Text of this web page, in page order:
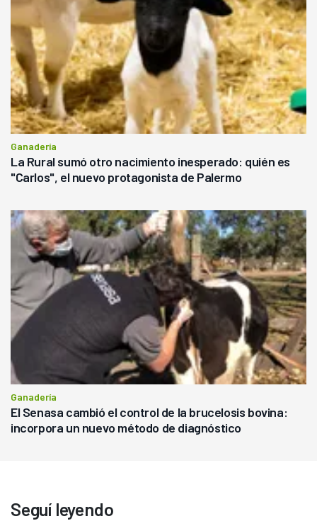
Ganadería
La Rural sumó otro nacimiento inesperado: quién es
"Carlos", el nuevo protagonista de Palermo
Ganadería
El Senasa cambió el control de la brucelosis bovina:
incorpora un nuevo método de diagnóstico
Seguí leyendo